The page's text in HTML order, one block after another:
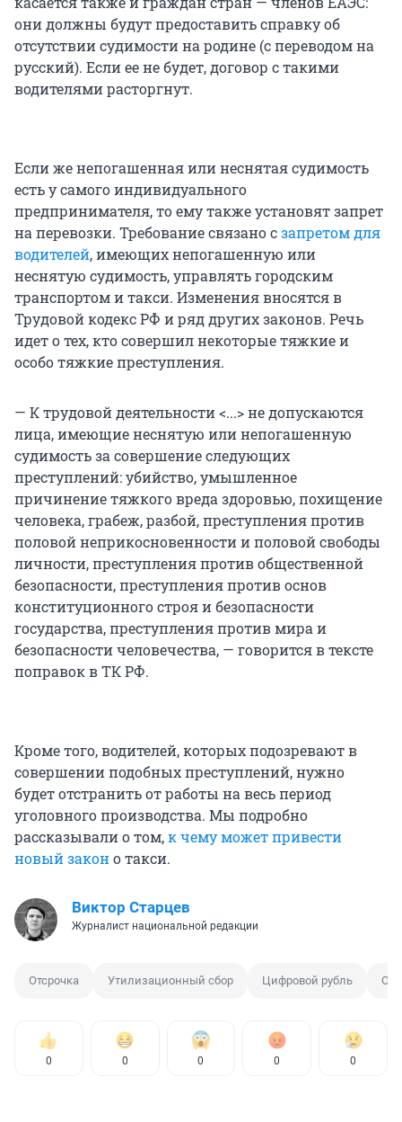
они должны будут предоставить справку об
отсутствии судимости на родине (с переводом на
русский). Если ее не будет, договор с такими
водителями расторгнут.
Если же непогашенная или неснятая судимость
есть у самого индивидуального
предпринимателя, то ему также установят запрет
на перевозки. Требование связано сзапретом для
водителей, имеющих непогашенную или
неснятую судимость, управлять городским
транспортом и такси. Изменения вносятся в
Трудовой кодекс РФ и ряд других законов. Речь
идет о тех, кто совершил некоторые тяжкие и
особо тяжкие преступления.
— К трудовой деятельности <...> не допускаются
лица, имеющие неснятую или непогашенную
судимость за совершение следующих
преступлений: убийство, умышленное
причинение тяжкого вреда здоровью, похищение
человека, грабеж, разбой, преступления против
половой неприкосновенности и половой свободы
личности, преступления против общественной
безопасности, преступления против основ
конституционного строя и безопасности
государства, преступления против мира и
безопасности человечества, — говорится в тексте
поправок в ТК РФ.
Кроме того, водителей, которых подозревают в
совершении подобных преступлений, нужно
будет отстранить от работы на весь период
уголовного производства. Мы подробно
рассказывали о том,к чему может привести
новый законо такси.
Виктор Старцев
Журналист национальной редакции
Отсрочка Утилизационный сбор Цифровой рубль
0 0 0 0 0